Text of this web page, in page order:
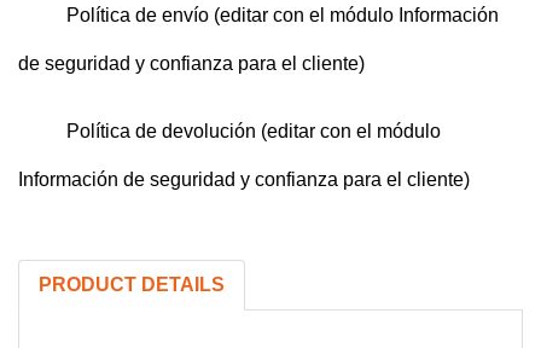
Política de envío (editar con el módulo Información
de seguridad y confianza para el cliente)
Política de devolución (editar con el módulo
Información de seguridad y confianza para el cliente)
PRODUCT DETAILS